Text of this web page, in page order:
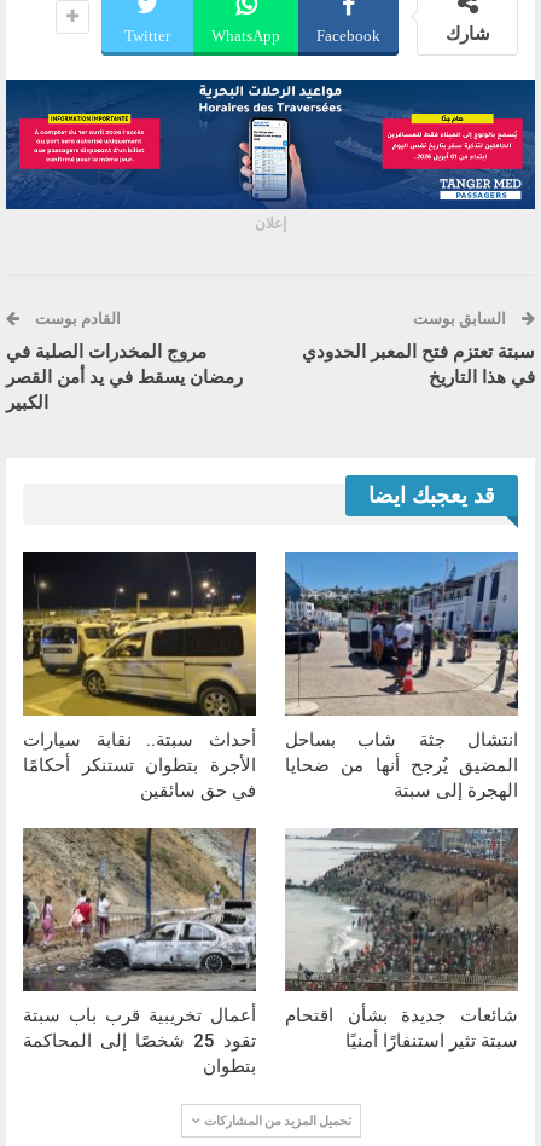
شارك Facebook
WhatsApp
Twitter
إعلان
السابق بوست
سبتة تعتزم فتح المعبر الحدودي
في هذا التاريخ
القادم بوست
مروج المخدرات الصلبة في
رمضان يسقط في يد أمن القصر
الكبير
قد يعجبك ايضا
انتشال جثة شاب بساحل
المضيق يُرجح أنها من ضحايا
الهجرة إلى سبتة
أحداث سبتة.. نقابة سيارات
الأجرة بتطوان تستنكر أحكامًا
في حق سائقين
شائعات جديدة بشأن اقتحام
سبتة تثير استنفارًا أمنيًا
أعمال تخريبية قرب باب سبتة
تقود 25 شخصًا إلى المحاكمة
بتطوان
تحميل المزيد من المشاركات